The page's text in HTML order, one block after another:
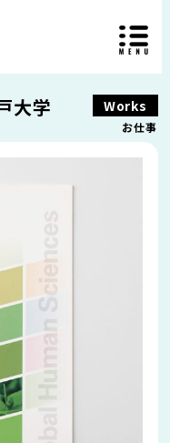
Works
お仕事
大学